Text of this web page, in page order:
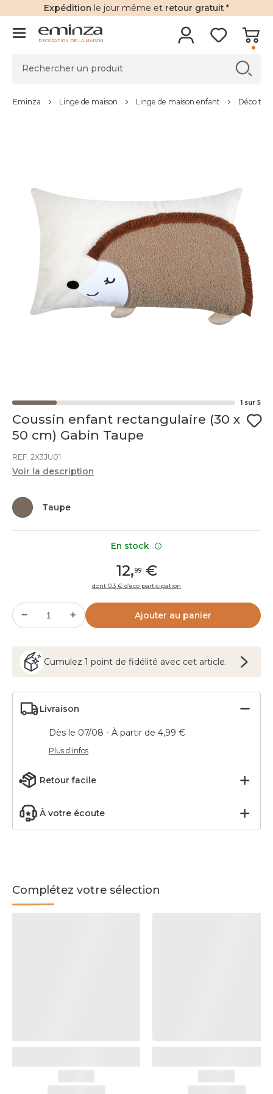
Expédition le jour même et retour gratuit *
DÉCORATION DE LA MAISON
Eminza Linge de maison Linge de maison enfant Déco
1 sur 5
Coussin enfant rectangulaire (30 x
50 cm) Gabin Taupe
REF. 2X3JU01
Voir la description
Taupe
12,99€
dont 0.3 € d’éco participation
Ajouter au panier
Cumulez 1 point de fidélité avec cet article.
Livraison
Dès le 07/08 - À partir de 4,99 €
Plus d'infos
Retour facile
À votre écoute
Complétez votre sélection